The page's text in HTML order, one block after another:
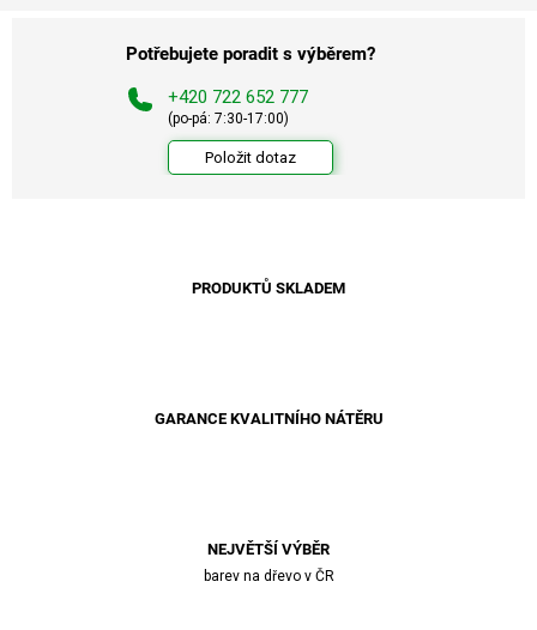
Potřebujete poradit s výběrem?
+420 722 652 777
(po-pá: 7:30-17:00)
Položit dotaz
PRODUKTŮ SKLADEM
GARANCE KVALITNÍHO NÁTĚRU
NEJVĚTŠÍ VÝBĚR
barev na dřevo v ČR